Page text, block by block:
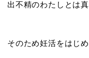
出不精のわたしとは真
そのため妊活をはじ